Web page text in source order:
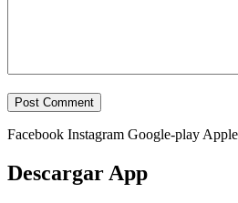
Facebook Instagram Google-play Apple
Descargar App